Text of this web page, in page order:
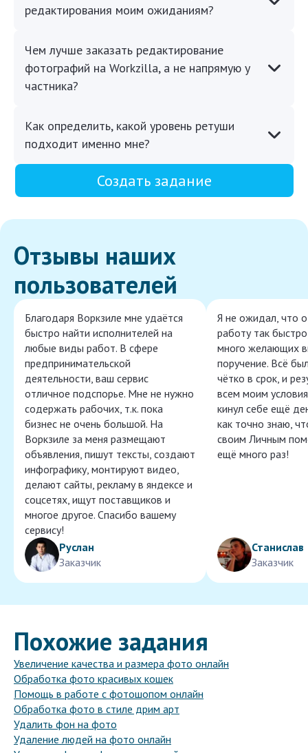
редактирования моим ожиданиям?
Чем лучше заказать редактирование
фотографий на Workzilla, а не напрямую у
частника?
Как определить, какой уровень ретуши
подходит именно мне?
Создать задание
Отзывы наших
пользователей
Благодаря Воркзиле мне удаётся
быстро найти исполнителей на
любые виды работ. В сфере
предпринимательской
деятельности, ваш сервис
отличное подспорье. Мне не нужно
содержать рабочих, т.к. пока
бизнес не очень большой. На
Воркзиле за меня размещают
объявления, пишут тексты, создают
инфографику, монтируют видео,
делают сайты, рекламу в яндексе и
соцсетях, ищут поставщиков и
многое другое. Спасибо вашему
сервису!
Руслан
Заказчик
Я не ожидал, что
работу так
много желающих
поручение. Всё
чётко в срок, и
всем моим
кинул себе ещё
как точно знаю,
своим Личным
ещё много раз!
Станислав
Заказчик
Похожие задания
Увеличение качества и размера фото онлайн
Обработка фото красивых кошек
Помощь в работе с фотошопом онлайн
Обработка фото в стиле дрим арт
Удалить фон на фото
Удаление людей на фото онлайн